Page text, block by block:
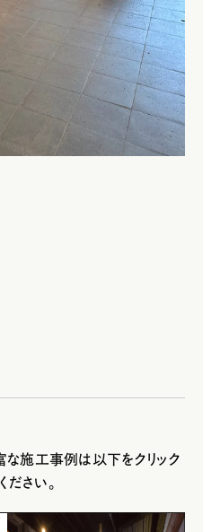
施工事例は以下をクリック
ださい。